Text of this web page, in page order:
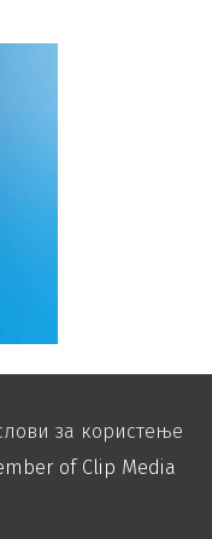
за користење
of Clip Media